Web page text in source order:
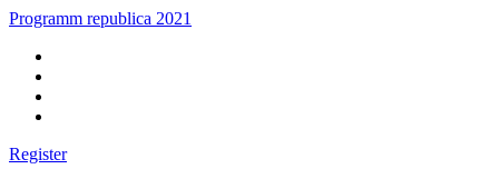
Programm republica 2021
Register